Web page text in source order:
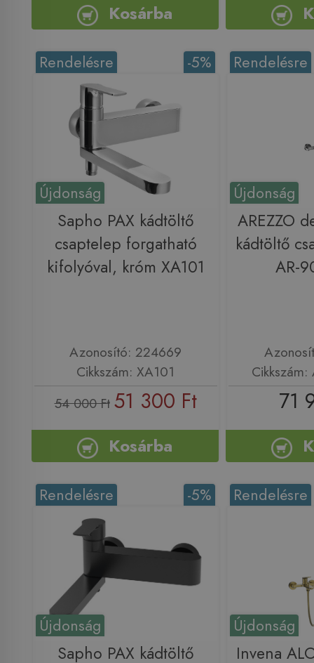
Kosárba
Újdonság
-5%
Rendelésre
Sapho PAX kádtöltő
csaptelep forgatható
kifolyóval, króm XA101
Azonosító: 224669
Cikkszám: XA101
54 000 Ft 51 300 Ft
Kosárba
Újdonság
Rendelésre
AREZZO
kádtöltő
AR-
71
Újdonság
-5%
Rendelésre
Sapho PAX kádtöltő
Újdonság
Rendelésre
Invena